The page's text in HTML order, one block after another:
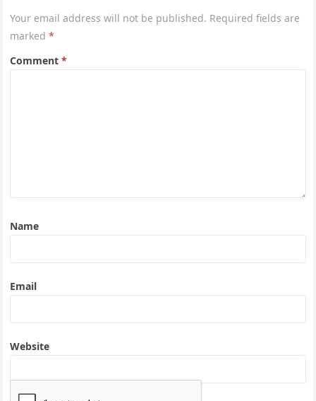
Your email address will not be published. Required fields are
marked*
Comment*
Name
Email
Website